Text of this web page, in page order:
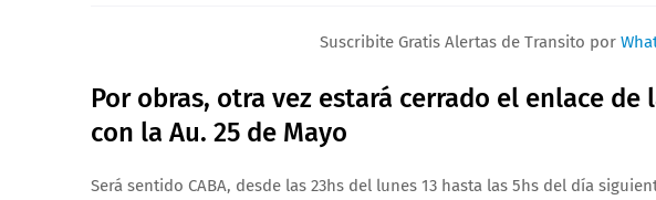
Suscribite Gratis Alertas de Transito por
Por obras, otra vez estará cerrado el enlace de
con la Au. 25 de Mayo
Será sentido CABA, desde las 23hs del lunes 13 hasta las 5hs del día